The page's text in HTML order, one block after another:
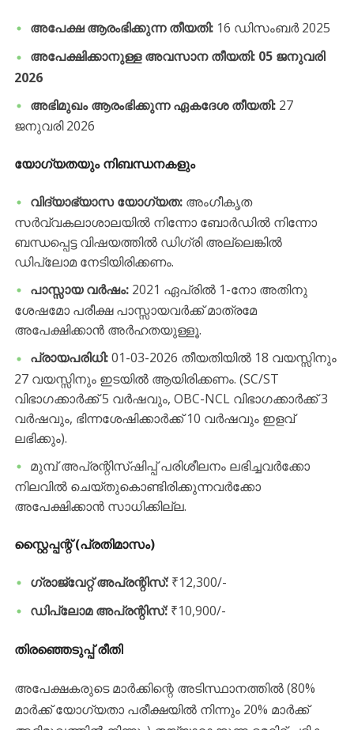
അപേക്ഷ ആരംഭിക്കുന്ന തീയതി:16 ഡിസംബർ 2025
അപേക്ഷിക്കാനുള്ള അവസാന തീയതി: 05 ജനുവരി
2026
അഭിമുഖം ആരംഭിക്കുന്ന ഏകദേശ തീയതി:27
ജനുവരി 2026
യോഗ്യതയും നിബന്ധനകളും
വിദ്യാഭ്യാസ യോഗ്യത:അംഗീകൃത
സർവ്വകലാശാലയിൽ നിന്നോ ബോർഡിൽ നിന്നോ
ബന്ധപ്പെട്ട വിഷയത്തിൽ ഡിഗ്രി അല്ലെങ്കിൽ
ഡിപ്ലോമ നേടിയിരിക്കണം.
പാസ്സായ വർഷം:2021 ഏപ്രിൽ 1-നോ അതിനു
ശേഷമോ പരീക്ഷ പാസ്സായവർക്ക് മാത്രമേ
അപേക്ഷിക്കാൻ അർഹതയുള്ളൂ.
പ്രായപരിധി:01-03-2026 തീയതിയിൽ 18 വയസ്സിനും
27 വയസ്സിനും ഇടയിൽ ആയിരിക്കണം. (SC/ST
വിഭാഗക്കാർക്ക് 5 വർഷവും, OBC-NCL വിഭാഗക്കാർക്ക് 3
വർഷവും, ഭിന്നശേഷിക്കാർക്ക് 10 വർഷവും ഇളവ്
ലഭിക്കും).
മുമ്പ് അപ്രന്റിസ്ഷിപ്പ് പരിശീലനം ലഭിച്ചവർക്കോ
നിലവിൽ ചെയ്തുകൊണ്ടിരിക്കുന്നവർക്കോ
അപേക്ഷിക്കാൻ സാധിക്കില്ല.
സ്റ്റൈപ്പന്റ് (പ്രതിമാസം)
ഗ്രാജ്വേറ്റ് അപ്രന്റിസ്:₹12,300/-
ഡിപ്ലോമ അപ്രന്റിസ്:₹10,900/-
തിരഞ്ഞെടുപ്പ് രീതി
​അപേക്ഷകരുടെ മാർക്കിന്റെ അടിസ്ഥാനത്തിൽ (80%
മാർക്ക് യോഗ്യതാ പരീക്ഷയിൽ നിന്നും 20% മാർക്ക്